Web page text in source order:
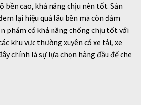
bền cao, khả năng chịu nén tốt. Sản
lại hiệu quả lâu bền mà còn đảm
phẩm có khả năng chống chịu tốt với
khu vực thường xuyên có xe tải, xe
chính là sự lựa chọn hàng đầu để che